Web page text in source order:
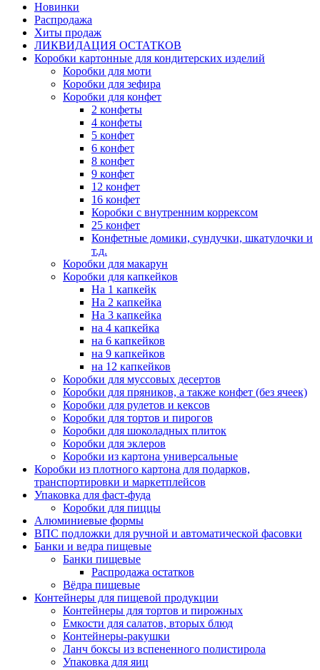
Новинки
Распродажа
Хиты продаж
ЛИКВИДАЦИЯ ОСТАТКОВ
Коробки картонные для кондитерских изделий
Коробки для моти
Коробки для зефира
Коробки для конфет
2 конфеты
4 конфеты
5 конфет
6 конфет
8 конфет
9 конфет
12 конфет
16 конфет
Коробки с внутренним коррексом
25 конфет
Конфетные домики, сундучки, шкатулочки и
т.д.
Коробки для макарун
Коробки для капкейков
На 1 капкейк
На 2 капкейка
На 3 капкейка
на 4 капкейка
на 6 капкейков
на 9 капкейков
на 12 капкейков
Коробки для муссовых десертов
Коробки для пряников, а также конфет (без ячеек)
Коробки для рулетов и кексов
Коробки для тортов и пирогов
Коробки для шоколадных плиток
Коробки для эклеров
Коробки из картона универсальные
Коробки из плотного картона для подарков,
транспортировки и маркетплейсов
Упаковка для фаст-фуда
Коробки для пиццы
Алюминиевые формы
ВПС подложки для ручной и автоматической фасовки
Банки и ведра пищевые
Банки пищевые
Распродажа остатков
Вёдра пищевые
Контейнеры для пищевой продукции
Контейнеры для тортов и пирожных
Емкости для салатов, вторых блюд
Контейнеры-ракушки
Ланч боксы из вспененного полистирола
Упаковка для яиц